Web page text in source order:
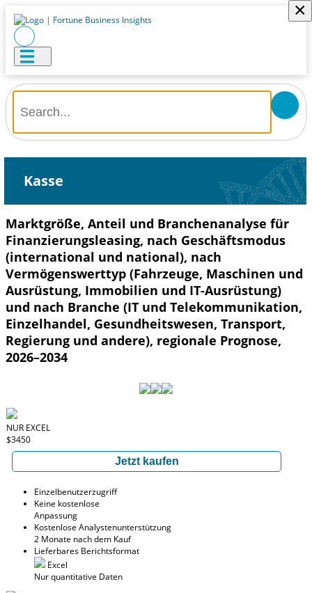
×
Kasse
Marktgröße, Anteil und Branchenanalyse für
Finanzierungsleasing, nach Geschäftsmodus
(international und national), nach
Vermögenswerttyp (Fahrzeuge, Maschinen und
Ausrüstung, Immobilien und IT-Ausrüstung)
und nach Branche (IT und Telekommunikation,
Einzelhandel, Gesundheitswesen, Transport,
Regierung und andere), regionale Prognose,
2026–2034
NUR EXCEL
$3450
Jetzt kaufen
Einzelbenutzerzugriff
Keine kostenlose
Anpassung
Kostenlose Analystenunterstützung
2 Monate nach dem Kauf
Lieferbares Berichtsformat
Excel
Nur quantitative Daten